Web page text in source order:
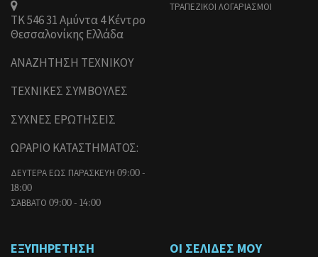
ΤΚ 546 31 Αμύντα 4 Κέντρο
Θεσσαλονίκης Ελλάδα
ΑΝΑΖΗΤΗΣΗ ΤΕΧΝΙΚΟΥ
ΤΕΧΝΙΚΕΣ ΣΥΜΒΟΥΛΕΣ
ΣΥΧΝΕΣ ΕΡΩΤΗΣΕΙΣ
ΩΡΑΡΙΟ ΚΑΤΑΣΤΗΜΑΤΟΣ:
ΔΕΥΤΕΡΑ ΕΩΣ ΠΑΡΑΣΚΕΥΗ 09:00 -
18:00
ΣΑΒΒΑΤΟ 09:00 - 14:00
ΤΡΑΠΕΖΙΚΟΙ ΛΟΓΑΡΙΑΣΜΟΙ
ΕΞΥΠΗΡΕΤΗΣΗ ΟΙ ΣΕΛΙΔΕΣ ΜΟΥ